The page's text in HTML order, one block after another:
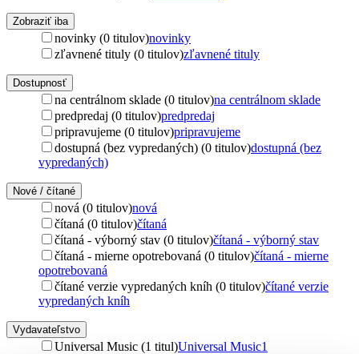
Zobraziť iba
novinky (0 titulov)novinky
zľavnené tituly (0 titulov)zľavnené tituly
Dostupnosť
na centrálnom sklade (0 titulov)na centrálnom sklade
predpredaj (0 titulov)predpredaj
pripravujeme (0 titulov)pripravujeme
dostupná (bez vypredaných) (0 titulov)dostupná (bez
vypredaných)
Nové / čítané
nová (0 titulov)nová
čítaná (0 titulov)čítaná
čítaná - výborný stav (0 titulov)čítaná - výborný stav
čítaná - mierne opotrebovaná (0 titulov)čítaná - mierne
opotrebovaná
čítané verzie vypredaných kníh (0 titulov)čítané verzie
vypredaných kníh
Vydavateľstvo
Universal Music (1 titul)Universal Music1